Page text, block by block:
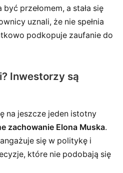
być przełomem, a stała się
uznali, że nie spełnia
podkopuje zaufanie do
Inwestorzy są
na jeszcze jeden istotny
zachowanie Elona Muska.
się w politykę i
które nie podobają się